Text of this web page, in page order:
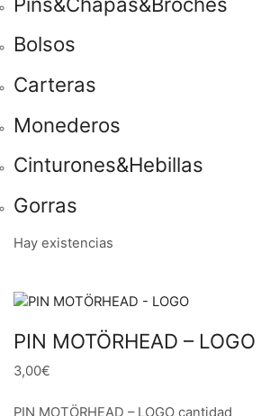
Bolsos
Carteras
Monederos
Cinturones&Hebillas
Gorras
Hay existencias
PIN MOTÖRHEAD – LOGO
3,00€
PIN MOTÖRHEAD – LOGO cantidad